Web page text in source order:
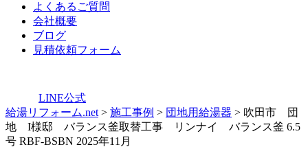
よくあるご質問
会社概要
ブログ
見積依頼フォーム
LINE公式
給湯リフォーム.net > 施工事例 > 団地用給湯器 > 吹田市 団
地 I様邸 バランス釜取替工事 リンナイ バランス釜 6.5
号 RBF-BSBN 2025年11月